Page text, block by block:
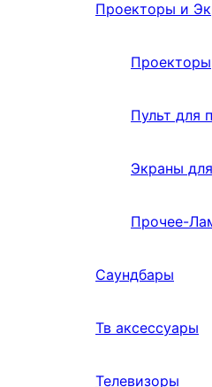
Проекторы и
Проекторы
Пульт для
Экраны
Прочее-
Саундбары
Тв аксессуары
Телевизоры